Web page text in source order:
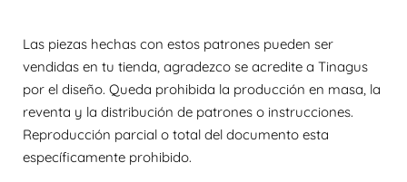
Las piezas hechas con estos patrones pueden ser
vendidas en tu tienda, agradezco se acredite a Tinagus
por el diseño. Queda prohibida la producción en masa, la
reventa y la distribución de patrones o instrucciones.
Reproducción parcial o total del documento esta
específicamente prohibido.